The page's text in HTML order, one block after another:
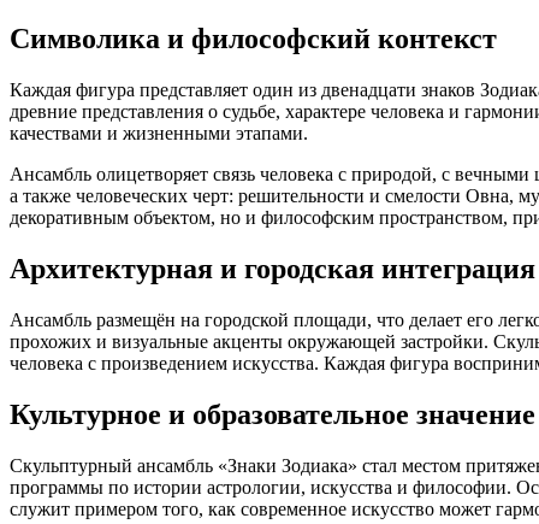
Символика и философский контекст
Каждая фигура представляет один из двенадцати знаков
древние представления о судьбе, характере человека и
качествами и жизненными этапами.
Ансамбль олицетворяет связь человека с природой, с
а также человеческих черт: решительности и смелости Овна,
декоративным объектом, но и философским пространством,
Архитектурная и городская интеграция
Ансамбль размещён на городской площади, что делает его
прохожих и визуальные акценты окружающей застройки.
человека с произведением искусства. Каждая фигура
Культурное и образовательное значение
Скульптурный ансамбль «Знаки Зодиака» стал местом
программы по истории астрологии, искусства и философии.
служит примером того, как современное искусство может